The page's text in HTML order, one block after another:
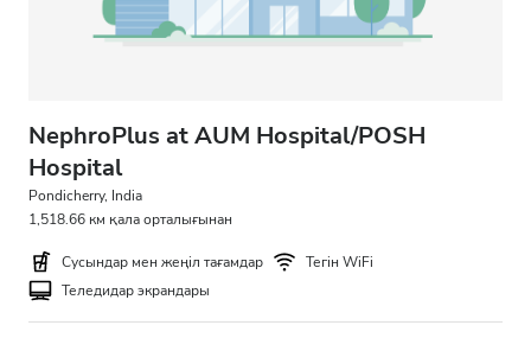
NephroPlus at AUM Hospital/POSH
Hospital
Pondicherry, India
1,518.66 км қала орталығынан
Сусындар мен жеңіл тағамдар
Тегін WiFi
Теледидар экрандары